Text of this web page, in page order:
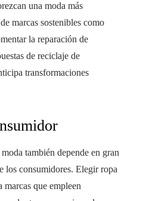
una moda más
marcas sostenibles como
la reparación de
de reciclaje de
transformaciones
también depende en gran
los consumidores. Elegir ropa
marcas que empleen